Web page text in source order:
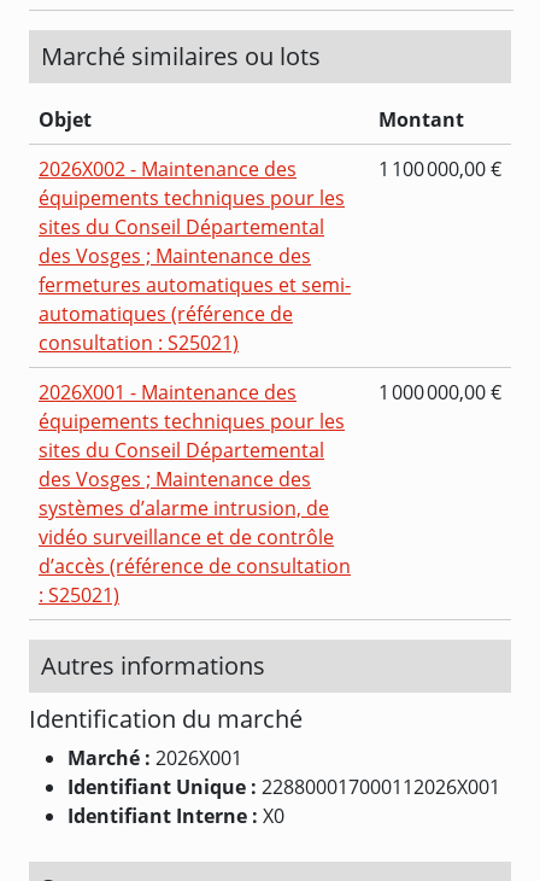
Marché similaires ou lots
Objet
Montant
2026X002 - Maintenance des
équipements techniques pour les
sites du Conseil Départemental
des Vosges ; Maintenance des
fermetures automatiques et semi-
automatiques (référence de
consultation : S25021)
1 100 000,00 €
2026X001 - Maintenance des
équipements techniques pour les
sites du Conseil Départemental
des Vosges ; Maintenance des
systèmes d’alarme intrusion, de
vidéo surveillance et de contrôle
d’accès (référence de consultation
: S25021)
1 000 000,00 €
Autres informations
Identification du marché
Marché : 2026X001
Identifiant Unique : 228800017000112026X001
Identifiant Interne : X0